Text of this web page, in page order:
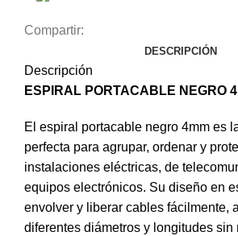
Compartir:
DESCRIPCIÓN
Descripción
ESPIRAL PORTACABLE NEGRO
El espiral portacable negro 4mm es
perfecta para agrupar, ordenar y
instalaciones eléctricas, de
equipos electrónicos. Su diseño en
envolver y liberar cables fácilmente,
diferentes diámetros y longitudes sin